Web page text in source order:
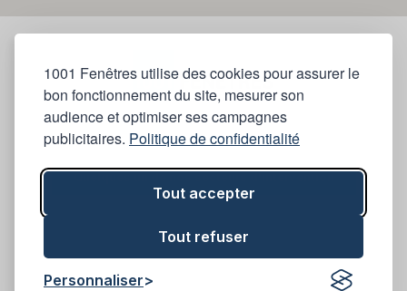
1001 Fenêtres utilise des cookies pour assurer le
bon fonctionnement du site, mesurer son
audience et optimiser ses campagnes
publicitaires. Politique de confidentialité
Tout accepter
Tout refuser
Personnaliser